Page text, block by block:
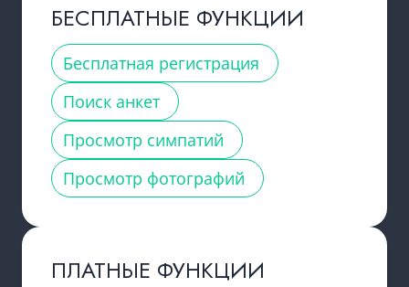
БЕСПЛАТНЫЕ ФУНКЦИИ
Бесплатная регистрация
Поиск анкет
Просмотр симпатий
Просмотр фотографий
ПЛАТНЫЕ ФУНКЦИИ